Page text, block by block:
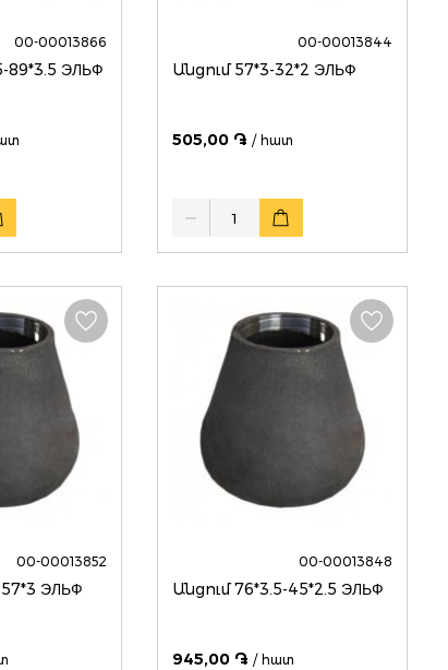
00-00013866
89*3.5 ЭЛЬФ
00-00013844
Անցում 57*3-32*2 ЭЛЬФ
505,00 ֏ / հատ
00-00013852
Անցում 76*3,5-57*3 ЭЛЬФ
00-00013848
Անցում 76*3.5-45*2.5 ЭЛЬФ
945,00 ֏ / հատ